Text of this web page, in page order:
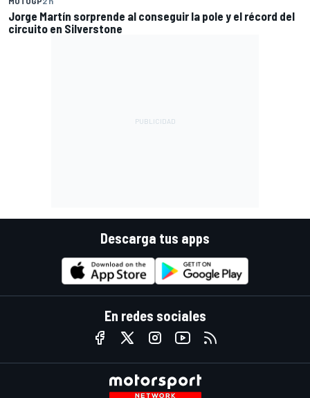
Jorge Martín sorprende al conseguir la pole y el récord del
circuito en Silverstone
Descarga tus apps
En redes sociales